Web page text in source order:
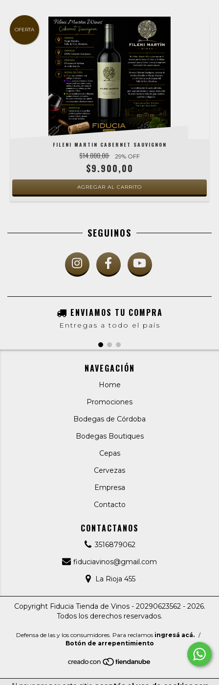
OFERTA
FILENI MARTIN CABERNET SAUVIGNON
$14.000,00 29% OFF
$9.900,00
SEGUINOS
ENVIAMOS TU COMPRA
Entregas a todo el país
NAVEGACIÓN
Home
Promociones
Bodegas de Córdoba
Bodegas Boutiques
Cepas
Cervezas
Empresa
Contacto
CONTACTANOS
3516879062
fiduciavinos@gmail.com
La Rioja 455
Copyright Fiducia Tienda de Vinos - 20290623562 - 2026.
Todos los derechos reservados.
Defensa de las y los consumidores. Para reclamos ingresá acá. /
Botón de arrepentimiento